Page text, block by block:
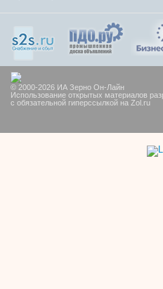
© 2000-2026 ИА Зерно Он-Лайн
Использование открытых материалов
с обязательной гиперссылкой на Zol.ru